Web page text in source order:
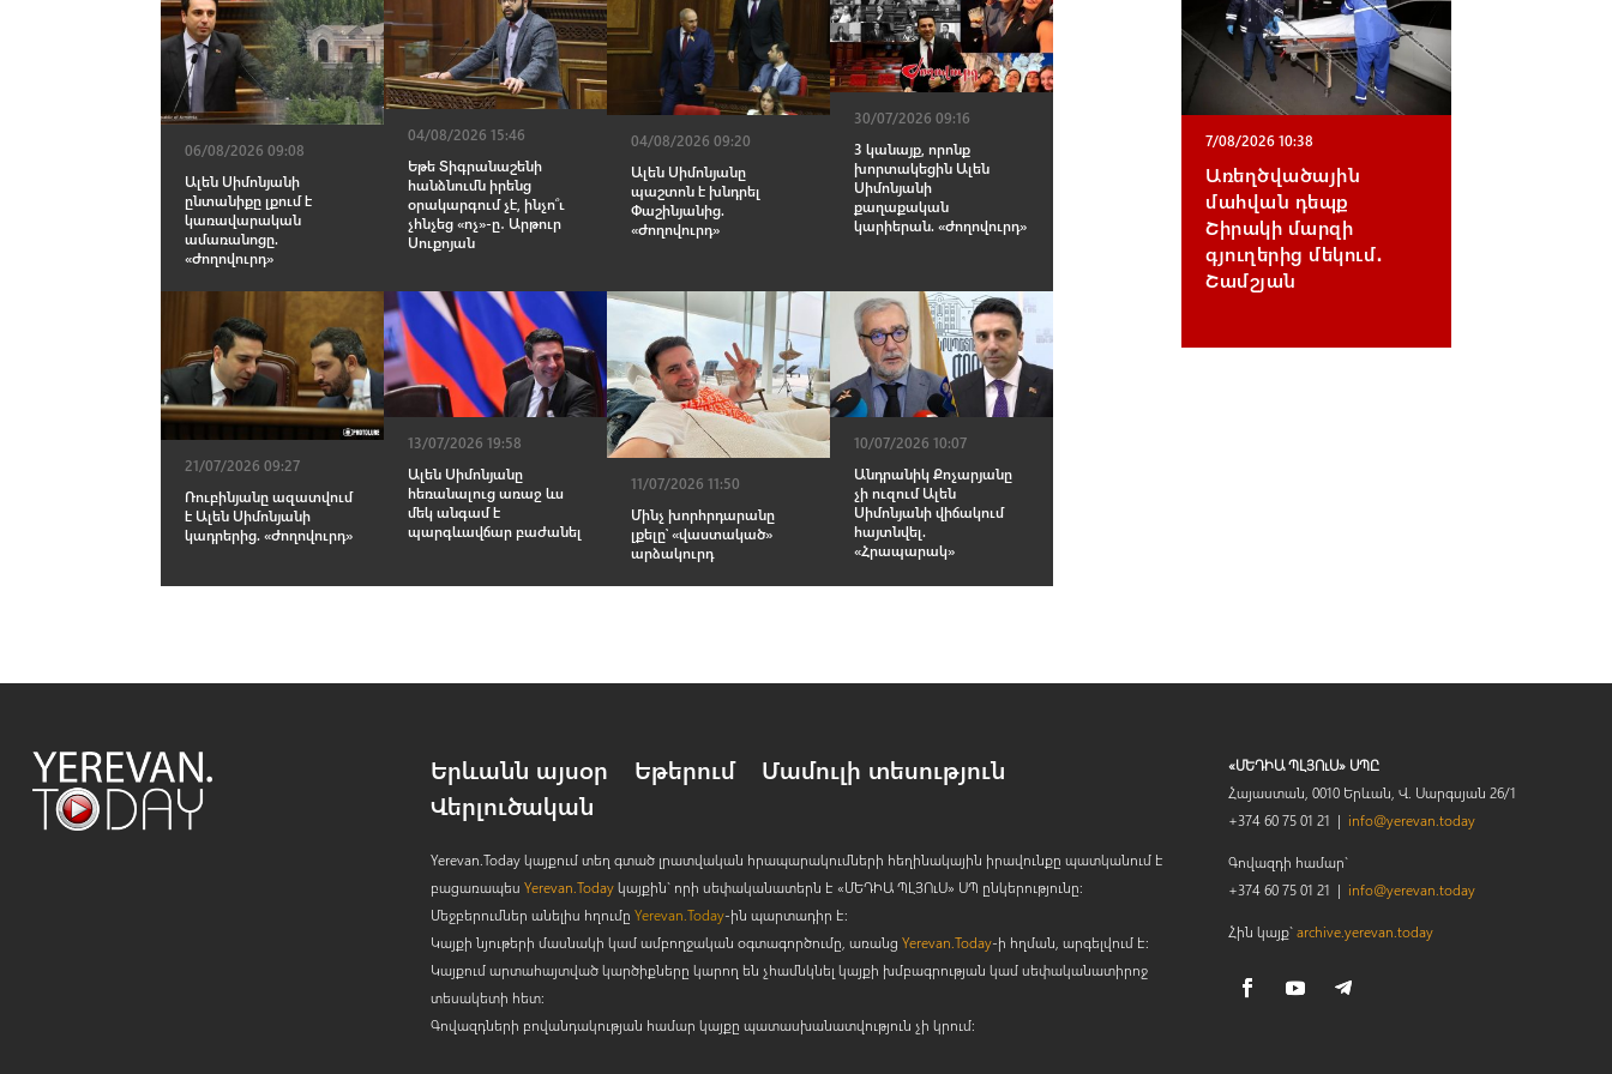
06/08/2026 09:08
Ալեն Սիմոնյանի
ընտանիքը լքում է
կառավարական
ամառանոցը.
«Ժողովուրդ»
04/08/2026 15:46
Եթե Տիգրանաշենի
հանձնումն իրենց
օրակարգում չէ, ինչո՞ւ
չհնչեց «ոչ»-ը․ Արթուր
Սուքոյան
04/08/2026 09:20
Ալեն Սիմոնյանը
պաշտոն է խնդրել
Փաշինյանից.
«Ժողովուրդ»
30/07/2026 09:16
3 կանայք, որոնք
խորտակեցին Ալեն
Սիմոնյանի
քաղաքական
կարիերան. «Ժողովուրդ»
21/07/2026 09:27
Ռուբինյանը ազատվում
է Ալեն Սիմոնյանի
կադրերից. «Ժողովուրդ»
13/07/2026 19:58
Ալեն Սիմոնյանը
հեռանալուց առաջ ևս
մեկ անգամ է
պարգևավճար բաժանել
11/07/2026 11:50
Մինչ խորհրդարանը
լքելը՝ «վաստակած»
արձակուրդ
10/07/2026 10:07
Անդրանիկ Քոչարյանը
չի ուզում Ալեն
Սիմոնյանի վիճակում
հայտնվել.
«Հրապարակ»
7/08/2026 10:38
Առեղծվածային
մահվան դեպք
Շիրակի մարզի
գյուղերից մեկում․
Շամշյան
Երևանն այսօր Եթերում
Մամուլի տեսություն
Վերլուծական
Yerevan.Today կայքում տեղ գտած լրատվական հրապարակումների հեղինակային իրավունքը պատկանում է
բացառապեսYerevan.Todayկայքին` որի սեփականատերն է «ՄԵԴԻԱ ՊԼՅՈւՍ» ՍՊ ընկերությունը։
Մեջբերումներ անելիս հղումըYerevan.Today-ին պարտադիր է:
Կայքի նյութերի մասնակի կամ ամբողջական օգտագործումը, առանցYerevan.Today-ի հղման, արգելվում է:
Կայքում արտահայտված կարծիքները կարող են չհամնկնել կայքի խմբագրության կամ սեփականատիրոջ
տեսակետի հետ:
Գովազդների բովանդակության համար կայքը պատասխանատվություն չի կրում:
«ՄԵԴԻԱ ՊԼՅՈւՍ» ՍՊԸ
Հայաստան, 0010 Երևան, Վ. Սարգսյան 26/1
+374 60 75 01 21 | info@yerevan.today
Գովազդի համար`
+374 60 75 01 21 | info@yerevan.today
Հին կայք`archive.yerevan.today